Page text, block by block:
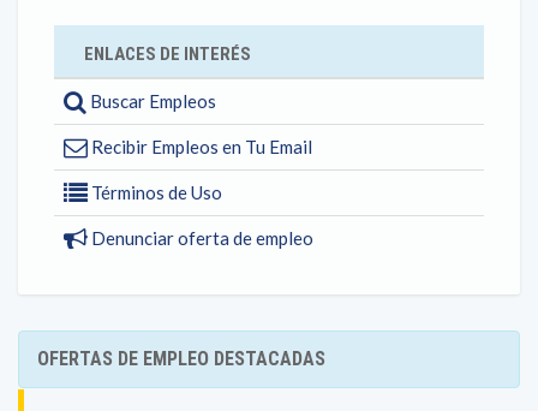
ENLACES DE INTERÉS
Buscar Empleos
Recibir Empleos en Tu Email
Términos de Uso
Denunciar oferta de empleo
OFERTAS DE EMPLEO DESTACADAS